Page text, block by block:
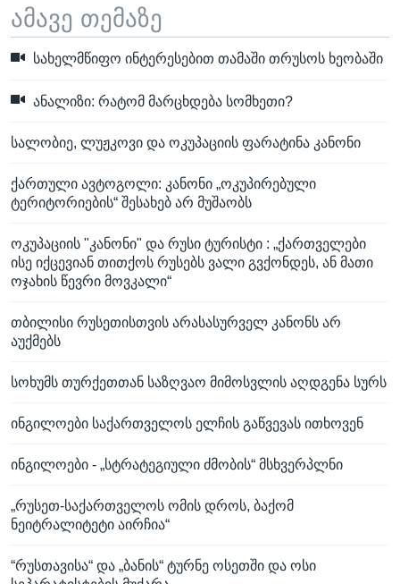
ამავე თემაზე
სახელმწიფო ინტერესებით თამაში თრუსოს ხეობაში
ანალიზი: რატომ მარცხდება სომხეთი?
სალობიე, ლუჟკოვი და ოკუპაციის ფარატინა კანონი
ქართული ავტოგოლი: კანონი „ოკუპირებული
ტერიტორიების“ შესახებ არ მუშაობს
ოკუპაციის "კანონი" და რუსი ტურისტი : „ქართველები
ისე იქცევიან თითქოს რუსებს ვალი გვქონდეს, ან მათი
ოჯახის წევრი მოვკალი“
თბილისი რუსეთისთვის არასასურველ კანონს არ
აუქმებს
სოხუმს თურქეთთან საზღვაო მიმოსვლის აღდგენა სურს
ინგილოები საქართველოს ელჩის გაწვევას ითხოვენ
ინგილოები - „სტრატეგიული ძმობის“ მსხვერპლნი
„რუსეთ-საქართველოს ომის დროს, ბაქომ
ნეიტრალიტეტი აირჩია“
“რუსთავისა“ და „ბანის“ ტურნე ოსეთში და ოსი